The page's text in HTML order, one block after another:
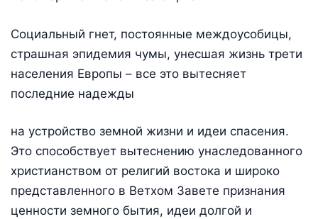
Социальный гнет, постоянные междоусобицы,
страшная эпидемия чумы, унесшая жизнь трети
населения Европы – все это вытесняет
последние надежды
на устройство земной жизни и идеи спасения.
Это способствует вытеснению унаследованного
христианством от религий востока и широко
представленного в Ветхом Завете признания
ценности земного бытия, идеи долгой и